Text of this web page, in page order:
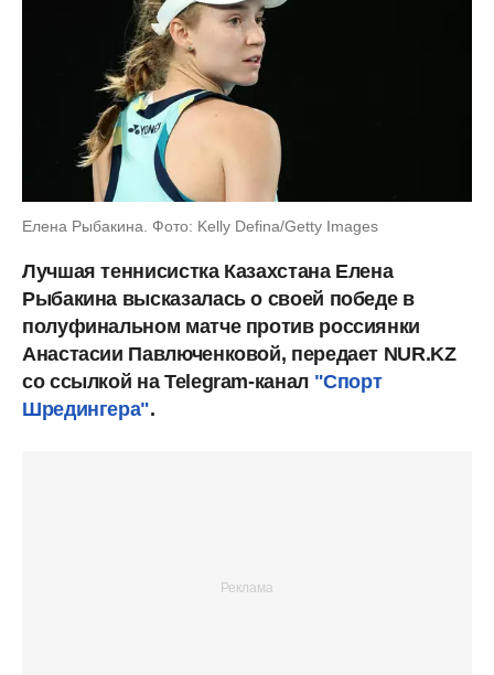
Елена Рыбакина. Фото: Kelly Defina/Getty Images
Лучшая теннисистка Казахстана Елена
Рыбакина высказалась о своей победе в
полуфинальном матче против россиянки
Анастасии Павлюченковой, передает NUR.KZ
со ссылкой на Telegram-канал "Спорт
Шредингера".